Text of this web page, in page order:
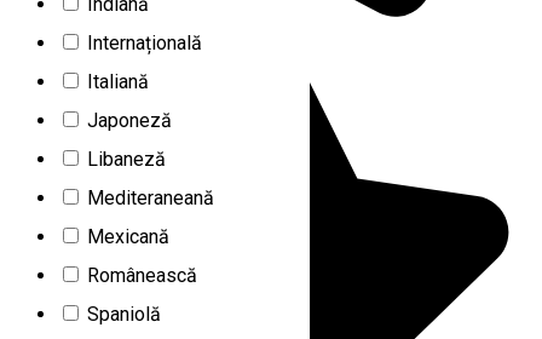
Internațională
Italiană
Japoneză
Libaneză
Mediteraneană
Mexicană
Românească
Spaniolă